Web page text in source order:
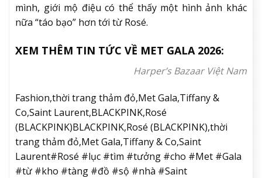
mình, giới mộ điệu có thể thấy một hình ảnh khác
nữa “táo bạo” hơn tới từ Rosé.
XEM THÊM TIN TỨC VỀ MET GALA 2026:
Harper’s Bazaar Việt Nam
Fashion,thời trang thảm đỏ,Met Gala,Tiffany &
Co,Saint Laurent,BLACKPINK,Rosé
(BLACKPINK)BLACKPINK,Rosé (BLACKPINK),thời
trang thảm đỏ,Met Gala,Tiffany & Co,Saint
Laurent#Rosé #lục #tìm #tưởng #cho #Met #Gala
#từ #kho #tàng #đồ #sộ #nhà #Saint